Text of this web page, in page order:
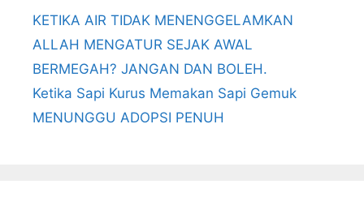
KETIKA AIR TIDAK MENENGGELAMKAN
ALLAH MENGATUR SEJAK AWAL
BERMEGAH? JANGAN DAN BOLEH.
Ketika Sapi Kurus Memakan Sapi Gemuk
MENUNGGU ADOPSI PENUH